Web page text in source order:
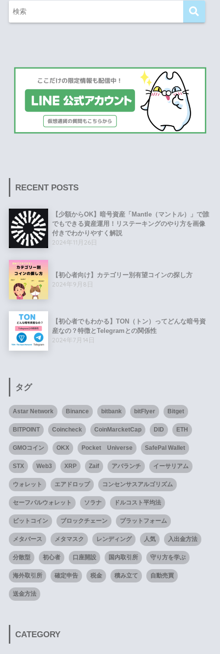
RECENT POSTS
【少額からOK】暗号資産「Mantle（マントル）」で誰
でもできる資産運用！リステーキングのやり方を画像
付きでわかりやすく解説
2024年11月26日
【初心者向け】カテゴリー別有望コインの探し方
2024年9月8日
【初心者でもわかる】TON（トン）ってどんな暗号資
産なの？特徴とTelegramとの関係性
2024年7月14日
タグ
Astar Network Binance bitbank bitFlyer Bitget
BITPOINT Coincheck CoinMarcketCap DID ETH
GMOコイン OKX Pocket Universe SafePal Wallet
STX Web3 XRP Zaif アバランチ イーサリアム
ウォレット エアドロップ コンセンサスアルゴリズム
セーフパルウォレット ソラナ ドルコスト平均法
ビットコイン ブロックチェーン プラットフォーム
メタバース メタマスク レンディング 人気 入出金方法
分散型 初心者 口座開設 国内取引所 守り方を学ぶ
海外取引所 確定申告 税金 積み立て 自動売買
送金方法
CATEGORY